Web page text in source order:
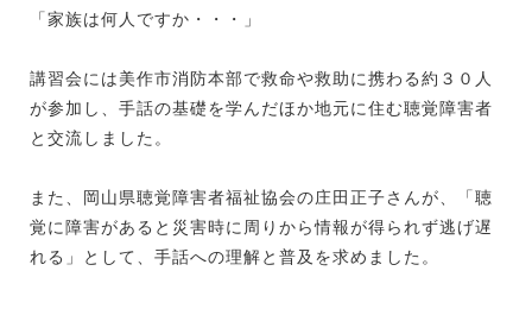
「家族は何人ですか・・・」
講習会には美作市消防本部で救命や救助に携わる約３０人
が参加し、手話の基礎を学んだほか地元に住む聴覚障害者
と交流しました。
また、岡山県聴覚障害者福祉協会の庄田正子さんが、「聴
覚に障害があると災害時に周りから情報が得られず逃げ遅
れる」として、手話への理解と普及を求めました。